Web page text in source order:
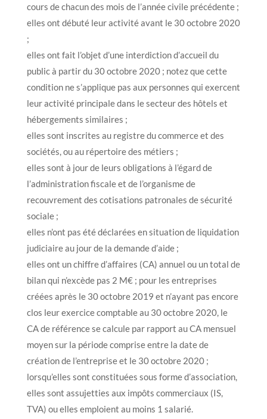
cours de chacun des mois de l’année civile précédente ;
elles ont débuté leur activité avant le 30 octobre 2020
;
elles ont fait l’objet d’une interdiction d’accueil du
public à partir du 30 octobre 2020 ; notez que cette
condition ne s’applique pas aux personnes qui exercent
leur activité principale dans le secteur des hôtels et
hébergements similaires ;
elles sont inscrites au registre du commerce et des
sociétés, ou au répertoire des métiers ;
elles sont à jour de leurs obligations à l’égard de
l’administration fiscale et de l’organisme de
recouvrement des cotisations patronales de sécurité
sociale ;
elles n’ont pas été déclarées en situation de liquidation
judiciaire au jour de la demande d’aide ;
elles ont un chiffre d’affaires (CA) annuel ou un total de
bilan qui n’excède pas 2 M€ ; pour les entreprises
créées après le 30 octobre 2019 et n’ayant pas encore
clos leur exercice comptable au 30 octobre 2020, le
CA de référence se calcule par rapport au CA mensuel
moyen sur la période comprise entre la date de
création de l’entreprise et le 30 octobre 2020 ;
lorsqu’elles sont constituées sous forme d’association,
elles sont assujetties aux impôts commerciaux (IS,
TVA) ou elles emploient au moins 1 salarié.